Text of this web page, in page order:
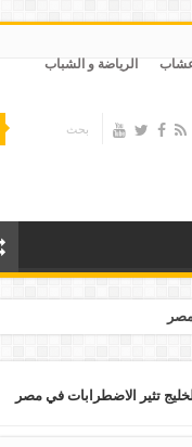
الرياضة و الشباب
تثير الاضطرابات في مصر